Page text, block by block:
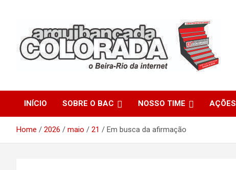
Arquibancada Colorada
INÍCIO SOBRE O BAC NOSSO TIME AÇÕES
Home 2026 maio 21 Em busca da afirmação